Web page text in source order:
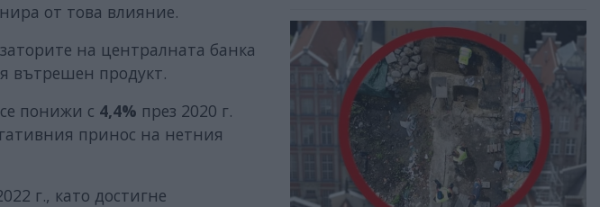
от това влияние.
на централната банка
вътрешен продукт.
понижи с 4,4% през 2020 г.
принос на нетния
г., като достигне